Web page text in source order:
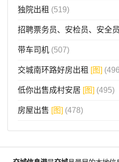
独院出租 (519)
招聘票务员、安检员、安全
带车司机 (507)
交城南环路好房出租 [图]
低你出售成村安居 [图] (495)
房屋出售 [图] (478)